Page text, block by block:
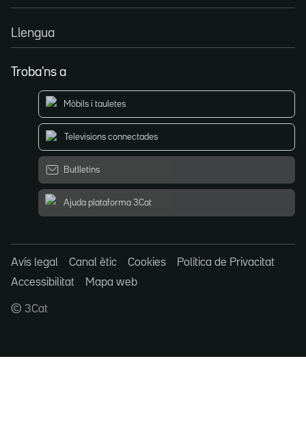
Llengua
Troba'ns a
Mòbils i tauletes
Televisions connectades
Butlletins
Ajuda plataforma 3Cat
Avís legal Canal ètic Cookies
Política de Privacitat
Accessibilitat
Mapa web
© 3Cat